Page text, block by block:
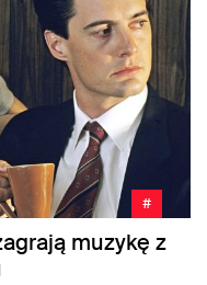
#
muzykę z